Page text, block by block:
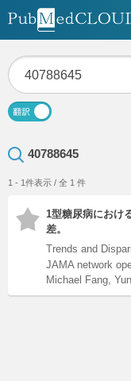
40788645
1 - 1件表示 / 全 1 件
1型糖尿病におけ
差。